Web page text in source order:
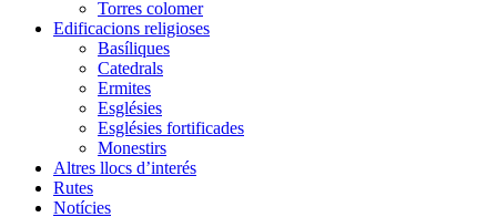
Torres colomer
Edificacions religioses
Basíliques
Catedrals
Ermites
Esglésies
Esglésies fortificades
Monestirs
Altres llocs d’interés
Rutes
Notícies